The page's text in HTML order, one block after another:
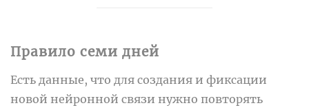
Правило семи дней
Есть данные, что для создания и фиксации
новой нейронной связи нужно повторять